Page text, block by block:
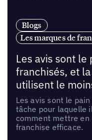
Blogs
Les marques de
Les avis sont
franchisés, et
utilisent le
Les avis sont le
tâche pour laquelle
comment mettre en
franchise efficace.